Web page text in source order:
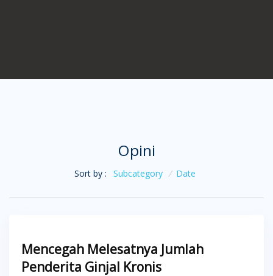
Opini
Sort by : Subcategory / Date
Mencegah Melesatnya Jumlah
Penderita Ginjal Kronis